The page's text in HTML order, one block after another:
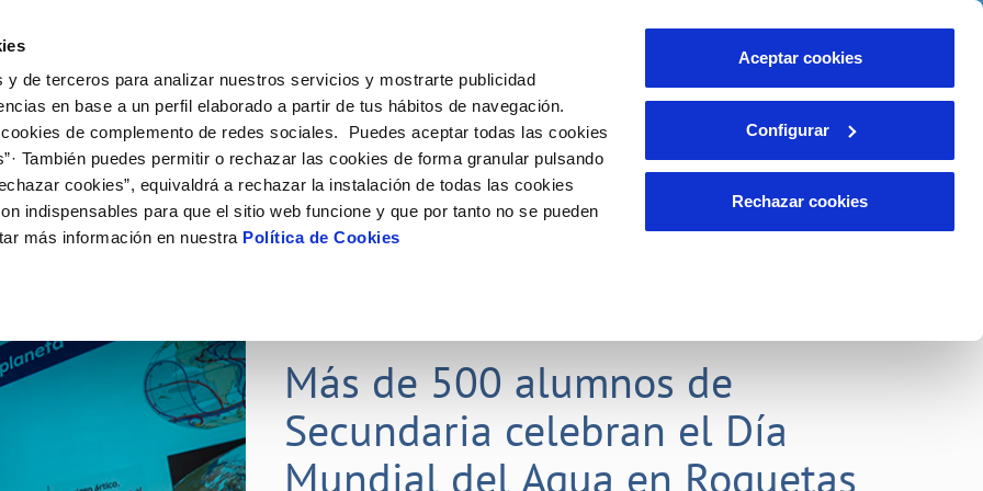
y de terceros para analizar nuestros servicios y mostrarte publicidad
en base a un perfil elaborado a partir de tus hábitos de navegación.
de complemento de redes sociales. Puedes aceptar todas las cookies
También puedes permitir o rechazar las cookies de forma granular pulsando
cookies”, equivaldrá a rechazar la instalación de todas las cookies
indispensables para que el sitio web funcione y que por tanto no se pueden
más información en nuestra Política de Cookies
Aceptar cookies
Configurar
Rechazar cookies
de titular
de suministro
obras
MODIFICACIÓN DE DATOS
Actualizar datos bancarios
Actualizar datos de domicilio
INCIDENCIAS
Comunica anomalías o posibles
VER TODAS LAS GESTIONES
Tu Servicio
AL CLIENTE
contacto
y afectaciones
e impresos
COMPROMISO DE SERVICIO
Carta de compromisos
Customer Counsel (Defensa del cliente)
Tu Agua
del agua
CUIDADOS DEL AGUA
Consejos de ahorro
Medidas contra la sequía
Conócenos
DE GESTIÓN Y CERTIFICADOS
CONTRATACIÓN
Licitaciones en curso
EMPLEO
Nuestros compromisos
Más de 500 alumnos de
Secundaria celebran el Día
Mundial del Agua en Roquetas